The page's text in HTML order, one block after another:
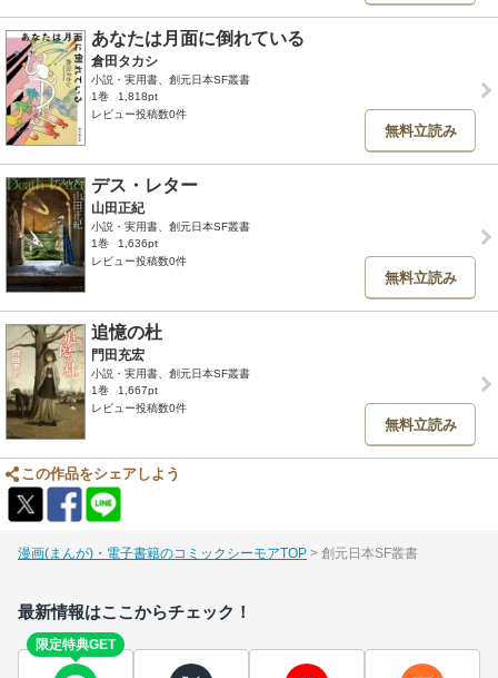
あなたは月面に倒れている
倉田タカシ
小説・実用書、創元日本SF叢書
1巻
1,818pt
レビュー投稿数0件
無料立読み
デス・レター
山田正紀
小説・実用書、創元日本SF叢書
1巻
1,636pt
レビュー投稿数0件
無料立読み
追憶の杜
門田充宏
小説・実用書、創元日本SF叢書
1巻
1,667pt
レビュー投稿数0件
無料立読み
この作品をシェアしよう
漫画(まんが)・電子書籍のコミックシーモアTOP 創元日本SF叢書
最新情報はここからチェック！
限定特典GET